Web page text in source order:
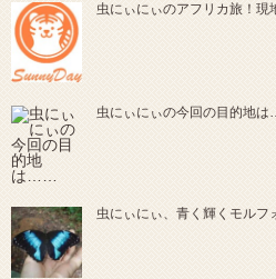
虫にぃにぃのアフリカ旅！現
虫にぃにぃの今回の目的地
虫にぃにぃ、青く輝くモルフ